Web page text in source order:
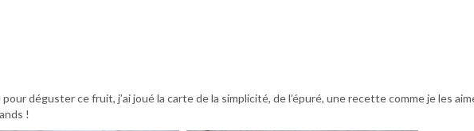
déguster ce fruit, j’ai joué la carte de la simplicité, de l’épuré, une recette comme je les
!